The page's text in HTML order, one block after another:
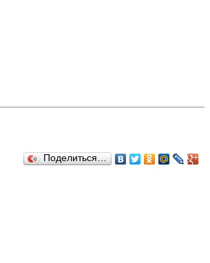
Поделиться…